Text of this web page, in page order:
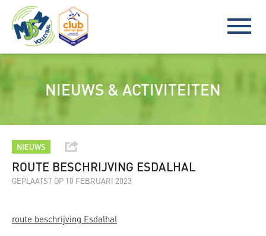
NIEUWS & ACTIVITEITEN
NIEUWS
ROUTE BESCHRIJVING ESDALHAL
GEPLAATST OP 10 FEBRUARI 2023
route beschrijving Esdalhal